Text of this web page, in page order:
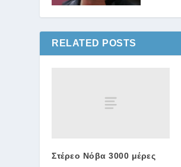
RELATED POSTS
Στέρεο Νόβα 3000 μέρες